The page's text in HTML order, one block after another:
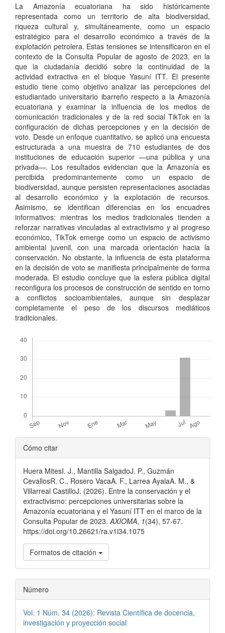
La Amazonía ecuatoriana ha sido históricamente
representada como un territorio de alta biodiversidad,
riqueza cultural y, simultáneamente, como un espacio
estratégico para el desarrollo económico a través de la
explotación petrolera. Estas tensiones se intensificaron en el
contexto de la Consulta Popular de agosto de 2023, en la
que la ciudadanía decidió sobre la continuidad de la
actividad extractiva en el bloque Yasuní ITT. El presente
estudio tiene como objetivo analizar las percepciones del
estudiantado universitario ibarreño respecto a la Amazonía
ecuatoriana y examinar la influencia de los medios de
comunicación tradicionales y de la red social TikTok en la
configuración de dichas percepciones y en la decisión de
voto. Desde un enfoque cuantitativo, se aplicó una encuesta
estructurada a una muestra de 710 estudiantes de dos
instituciones de educación superior —una pública y una
privada—. Los resultados evidencian que la Amazonía es
percibida predominantemente como un espacio de
biodiversidad, aunque persisten representaciones asociadas
al desarrollo económico y la explotación de recursos.
Asimismo, se identifican diferencias en los encuadres
informativos: mientras los medios tradicionales tienden a
reforzar narrativas vinculadas al extractivismo y al progreso
económico, TikTok emerge como un espacio de activismo
ambiental juvenil, con una marcada orientación hacia la
conservación. No obstante, la influencia de esta plataforma
en la decisión de voto se manifiesta principalmente de forma
moderada. El estudio concluye que la esfera pública digital
reconfigura los procesos de construcción de sentido en torno
a conflictos socioambientales, aunque sin desplazar
completamente el peso de los discursos mediáticos
tradicionales.
Detalles
del
artículo
Cómo citar
Huera MitesI. J., Mantilla SalgadoJ. P., Guzmán
CevallosR. C., Rosero VacaA. F., Larrea AyalaA. M., &
Villarreal CastilloJ. (2026). Entre la conservación y el
extractivismo: percepciones universitarias sobre la
Amazonía ecuatoriana y el Yasuní ITT en el marco de la
Consulta Popular de 2023. AXIOMA, 1(34), 57-67.
https://doi.org/10.26621/ra.v1i34.1075
Formatos de citación
Número
Vol. 1 Núm. 34 (2026): Revista Científica de docencia,
investigación y proyección social